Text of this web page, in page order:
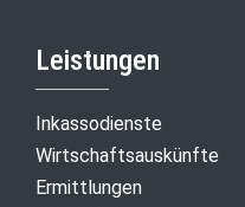
Leistungen
Inkassodienste
Wirtschaftsauskünfte
Ermittlungen